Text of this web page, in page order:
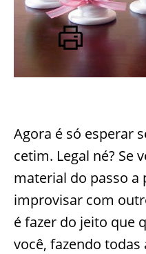
Agora é só esperar
cetim. Legal né? Se
material do passo a
improvisar com
é fazer do jeito que
você, fazendo